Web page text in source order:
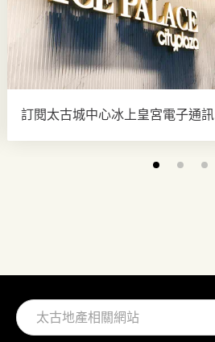
訂閱太古城中心冰上皇宮電子通訊
太古地產相關網站